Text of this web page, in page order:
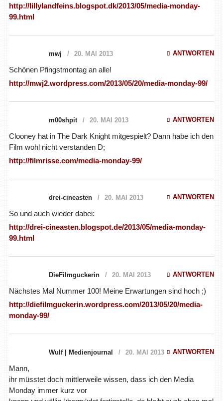
http://lillylandfeins.blogspot.dk/2013/05/media-monday-
99.html
mwj 20. MAI 2013 ANTWORTEN
Schönen Pfingstmontag an alle!
http://mwj2.wordpress.com/2013/05/20/media-monday-99/
m00shpit 20. MAI 2013 ANTWORTEN
Clooney hat in The Dark Knight mitgespielt? Dann habe ich den
Film wohl nicht verstanden D;
http://filmrisse.com/media-monday-99/
drei-cineasten 20. MAI 2013 ANTWORTEN
So und auch wieder dabei:
http://drei-cineasten.blogspot.de/2013/05/media-monday-
99.html
DieFilmguckerin 20. MAI 2013 ANTWORTEN
Nächstes Mal Nummer 100! Meine Erwartungen sind hoch ;)
http://diefilmguckerin.wordpress.com/2013/05/20/media-
monday-99/
Wulf | Medienjournal 20. MAI 2013 ANTWORTEN
Mann,
ihr müsstet doch mittlerweile wissen, dass ich den Media
Monday immer kurz vor